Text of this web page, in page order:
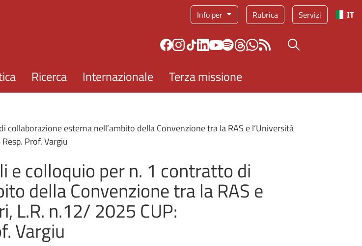
Info per Rubrica Servizi IT
Bottone cerca
Ricerca Internazionale Terza missione
esterna nell’ambito della Convenzione tra la RAS e l’Università
Prof. Vargiu
colloquio per n. 1 contratto di
della Convenzione tra la RAS e
L.R. n.12/ 2025 CUP:
Vargiu